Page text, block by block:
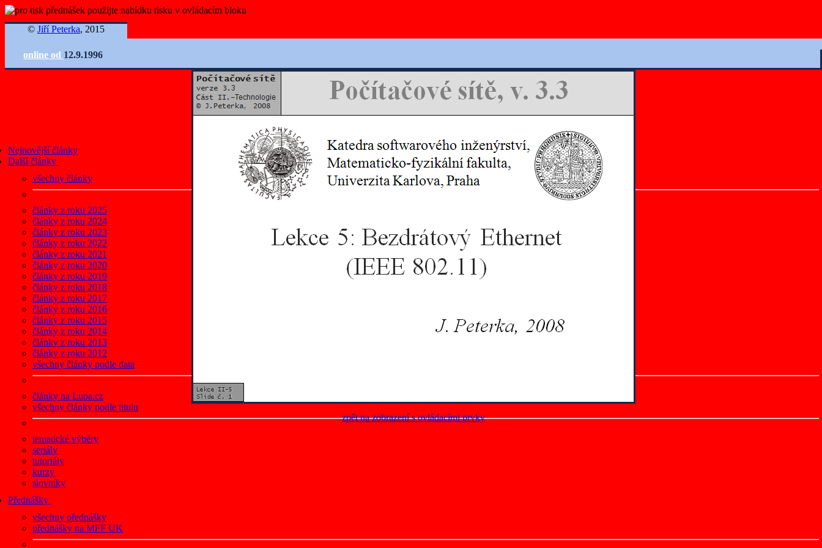
© Jiří Peterka, 2015
online od 12.9.1996
Ovládání slidů
Nejnovější články
Další články
všechny články
články z roku 2025
články z roku 2024
články z roku 2023
články z roku 2022
články z roku 2021
články z roku 2020
články z roku 2019
články z roku 2018
články z roku 2017
články z roku 2016
články z roku 2015
články z roku 2014
články z roku 2013
články z roku 2012
všechny články podle data
články na Lupa.cz
všechny články podle titulu
tematické výběry
seriály
tutoriály
kurzy
slovníky
Přednášky
všechny přednášky
přednášky na MFF UK
zpět na zobrazení s ovládacími prvky